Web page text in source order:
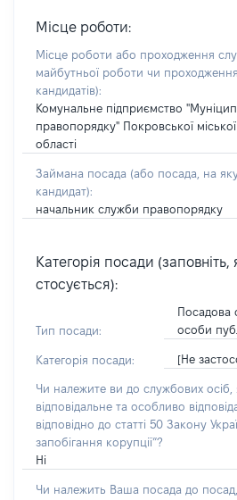
Місце роботи:
Місце роботи або проходження
майбутньої роботи чи
кандидатів):
Комунальне підприємство
правопорядку" Покровської
області
Займана посада (або посада, на
кандидат):
начальник служби правопорядку
Категорія посади
стосується):
Тип посади:
Посадова
особи
Категорія посади: [Не
Чи належите ви до службових осіб,
відповідальне та особливо
відповідно до статті 50 Закону
запобігання корупції”?
Ні
Чи належить Ваша посада до